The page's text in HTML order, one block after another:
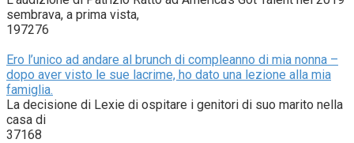
sembrava, a prima vista,
197276
Ero l’unico ad andare al brunch di compleanno di mia nonna –
dopo aver visto le sue lacrime, ho dato una lezione alla mia
famiglia.
La decisione di Lexie di ospitare i genitori di suo marito nella
casa di
37168